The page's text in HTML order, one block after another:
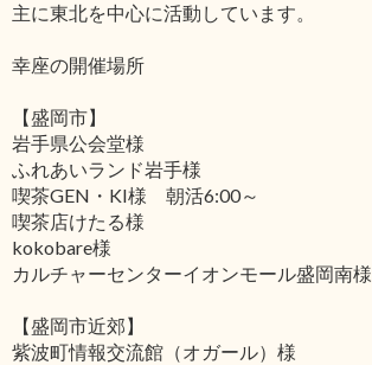
主に東北を中心に活動しています。
幸座の開催場所
【盛岡市】
岩手県公会堂様
ふれあいランド岩手様
喫茶GEN・KI様 朝活6:00～
喫茶店けたる様
kokobare様
カルチャーセンターイオンモール盛岡南様
【盛岡市近郊】
紫波町情報交流館（オガール）様